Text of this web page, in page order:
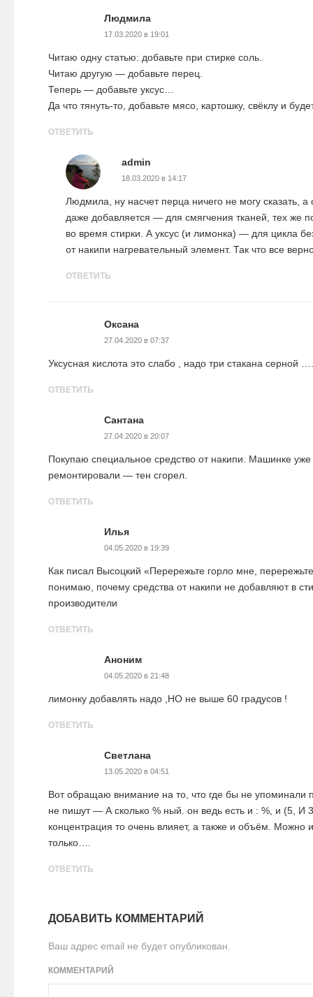
Людмила
17.03.2020 в 19:01
Читаю одну статью: добавьте при стирке соль.
Читаю другую — добавьте перец.
Теперь — добавьте уксус…
Да что тянуть-то, добавьте мясо, картошку, свёклу и
ОТВЕТИТЬ
admin
18.03.2020 в 14:17
Людмила, ну насчет перца ничего не могу сказать, а
даже добавляется — для смягчения тканей, тех же
во время стирки. А уксус (и лимонка) — для цикла
от накипи нагревательный элемент. Так что все
ОТВЕТИТЬ
Оксана
27.04.2020 в 07:37
Уксусная кислота это слабо , надо три стакана серной ….
ОТВЕТИТЬ
Сантана
27.04.2020 в 20:07
Покупаю специальное средство от накипи. Машинке
ремонтировали — тен сгорел.
ОТВЕТИТЬ
Илья
04.05.2020 в 19:39
Как писал Высоцкий «Перережьте горло мне,
понимаю, почему средства от накипи не добавляют в
производители
ОТВЕТИТЬ
Аноним
04.05.2020 в 21:48
лимонку добавлять надо ,НО не выше 60 градусов !
ОТВЕТИТЬ
Светлана
13.05.2020 в 04:51
Вот обращаю внимание на то, что где бы не упоминали
не пишут — А сколько % ный. он ведь есть и : %, и (5, И
концентрация то очень влияет, а также и объём. Можно
только….
ОТВЕТИТЬ
ДОБАВИТЬ КОММЕНТАРИЙ
Ваш адрес email не будет опубликован.
КОММЕНТАРИЙ